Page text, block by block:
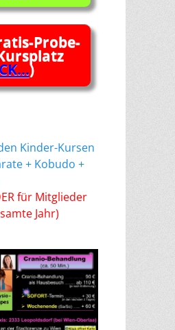
Probe-
)
Kinder-Kursen
+ Kobudo +
für Mitglieder
Jahr)